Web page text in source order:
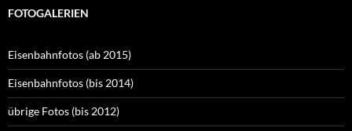
FOTOGALERIEN
Eisenbahnfotos (ab 2015)
Eisenbahnfotos (bis 2014)
übrige Fotos (bis 2012)